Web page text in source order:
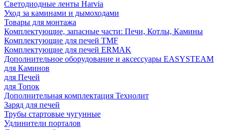
Светодиодные ленты Harvia
Уход за каминами и дымоходами
Товары для монтажа
Комплектующие, запасные части: Печи, Котлы, Камины
Комплектующие для печей TMF
Комплектующие для печей ERMAK
Дополнительное оборудование и аксессуары EASYSTEAM
для Каминов
для Печей
для Топок
Дополнительная комплектация Технолит
Заряд для печей
Трубы стартовые чугунные
Удлинители порталов